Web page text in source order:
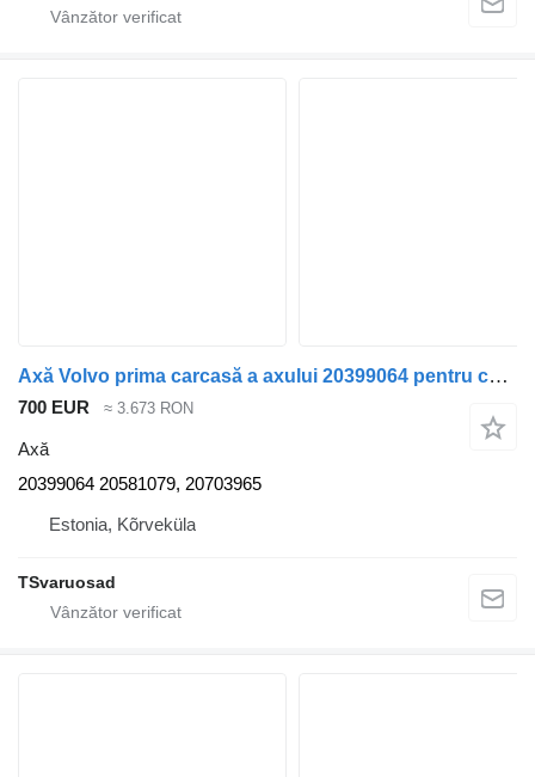
Axă Volvo prima carcasă a axului 20399064 pentru cap tractor Volvo FH12
700 EUR ≈ 3.673 RON
Axă
20399064 20581079, 20703965
Estonia, Kõrveküla
TSvaruosad